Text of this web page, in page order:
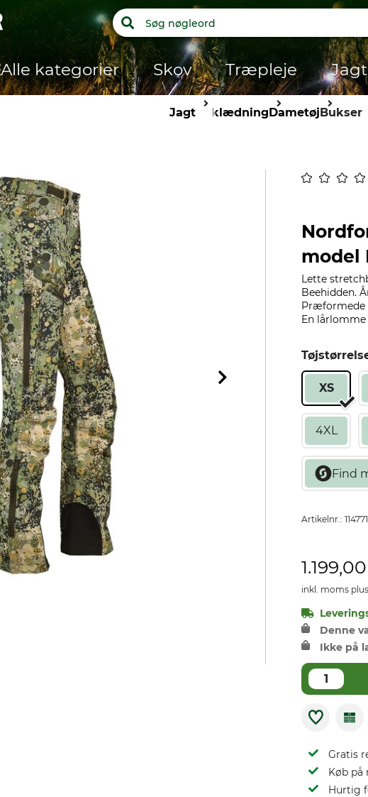
Alle kategorier Skov Træpleje Jagt
Jagt BeklædningDametøjBukser
model
Lette
Beehidden.
Præformede
En
XS
4XL
Artikelnr.:
inkl. moms plus
Denne
Ikke på
Gratis
Køb
Hurtig